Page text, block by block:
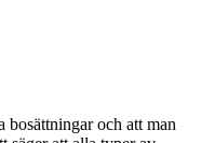
bosättningar och att man